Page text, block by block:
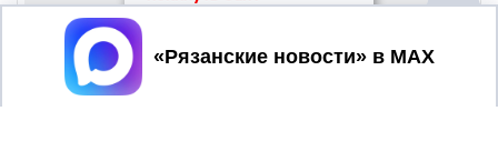
Принять